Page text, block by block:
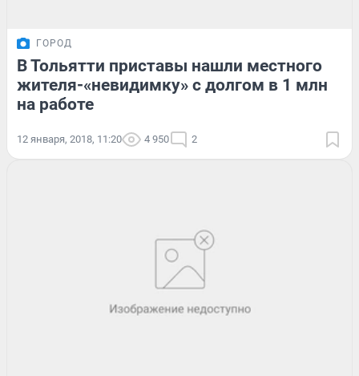
ГОРОД
В Тольятти приставы нашли местного
жителя-«невидимку» с долгом в 1 млн
на работе
12 января, 2018, 11:20 4 950 2